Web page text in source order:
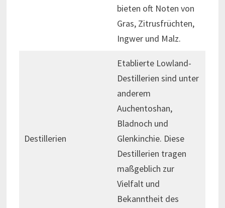
bieten oft Noten von
Gras, Zitrusfrüchten,
Ingwer und Malz.
Destillerien
Etablierte Lowland-
Destillerien sind unter
anderem
Auchentoshan,
Bladnoch und
Glenkinchie. Diese
Destillerien tragen
maßgeblich zur
Vielfalt und
Bekanntheit des